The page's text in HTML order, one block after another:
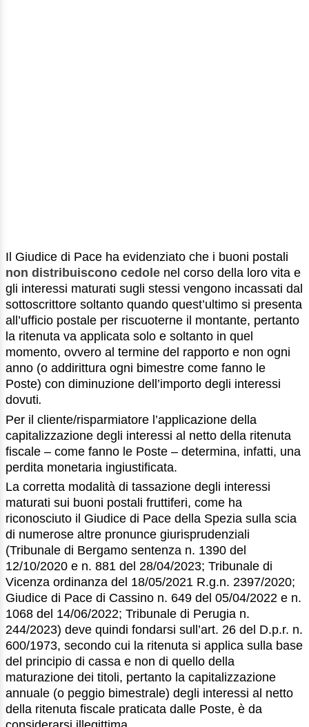
Il Giudice di Pace ha evidenziato che i buoni postali
non distribuiscono cedole nel corso della loro vita e
gli interessi maturati sugli stessi vengono incassati dal
sottoscrittore soltanto quando quest’ultimo si presenta
all’ufficio postale per riscuoterne il montante, pertanto
la ritenuta va applicata solo e soltanto in quel
momento, ovvero al termine del rapporto e non ogni
anno (o addirittura ogni bimestre come fanno le
Poste) con diminuzione dell’importo degli interessi
dovuti.
Per il cliente/risparmiatore l’applicazione della
capitalizzazione degli interessi al netto della ritenuta
fiscale – come fanno le Poste – determina, infatti, una
perdita monetaria ingiustificata.
La corretta modalità di tassazione degli interessi
maturati sui buoni postali fruttiferi, come ha
riconosciuto il Giudice di Pace della Spezia sulla scia
di numerose altre pronunce giurisprudenziali
(Tribunale di Bergamo sentenza n. 1390 del
12/10/2020 e n. 881 del 28/04/2023; Tribunale di
Vicenza ordinanza del 18/05/2021 R.g.n. 2397/2020;
Giudice di Pace di Cassino n. 649 del 05/04/2022 e n.
1068 del 14/06/2022; Tribunale di Perugia n.
244/2023) deve quindi fondarsi sull’art. 26 del D.p.r. n.
600/1973, secondo cui la ritenuta si applica sulla base
del principio di cassa e non di quello della
maturazione dei titoli, pertanto la capitalizzazione
annuale (o peggio bimestrale) degli interessi al netto
della ritenuta fiscale praticata dalle Poste, è da